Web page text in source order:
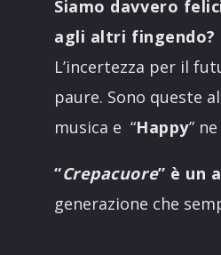
Siamo davvero
agli altri fingendo?
L’incertezza per il
paure. Sono queste
musica e “Happy”
“Crepacuore” è un
generazione che